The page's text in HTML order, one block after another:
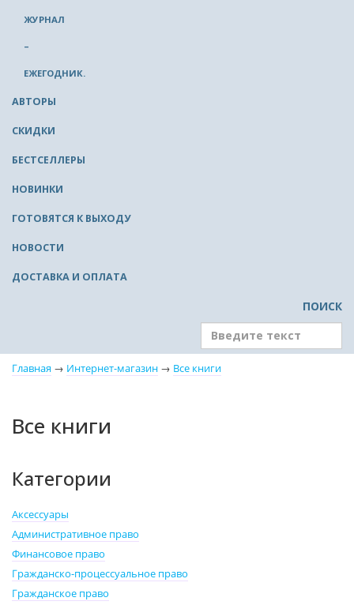
ЖУРНАЛ
–
ЕЖЕГОДНИК.
АВТОРЫ
СКИДКИ
БЕСТСЕЛЛЕРЫ
НОВИНКИ
ГОТОВЯТСЯ К ВЫХОДУ
НОВОСТИ
ДОСТАВКА И ОПЛАТА
ПОИСК
Главная → Интернет-магазин → Все книги
Все книги
Категории
Аксессуары
Административное право
Финансовое право
Гражданско-процессуальное право
Гражданское право